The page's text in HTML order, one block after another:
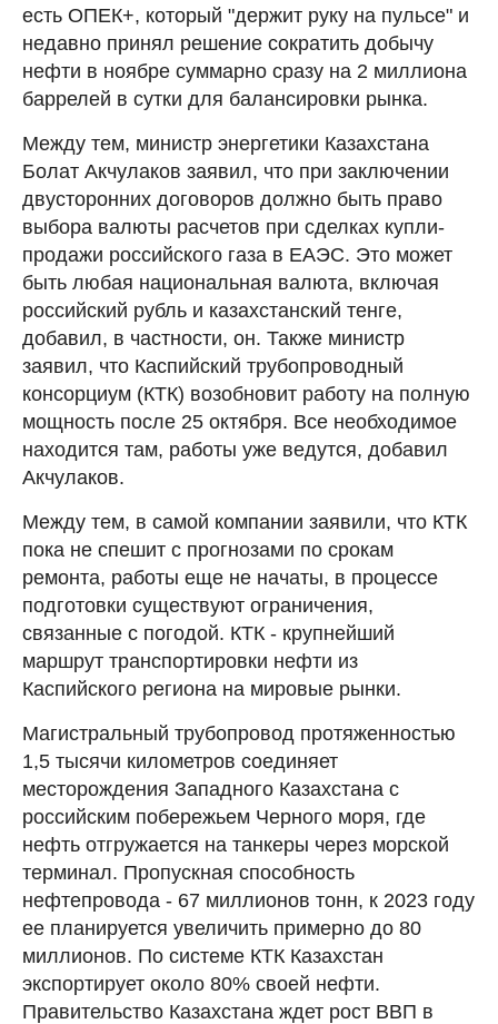
есть ОПЕК+, который "держит руку на пульсе" и
недавно принял решение сократить добычу
нефти в ноябре суммарно сразу на 2 миллиона
баррелей в сутки для балансировки рынка.
Между тем, министр энергетики Казахстана
Болат Акчулаков заявил, что при заключении
двусторонних договоров должно быть право
выбора валюты расчетов при сделках купли-
продажи российского газа в ЕАЭС. Это может
быть любая национальная валюта, включая
российский рубль и казахстанский тенге,
добавил, в частности, он. Также министр
заявил, что Каспийский трубопроводный
консорциум (КТК) возобновит работу на полную
мощность после 25 октября. Все необходимое
находится там, работы уже ведутся, добавил
Акчулаков.
Между тем, в самой компании заявили, что КТК
пока не спешит с прогнозами по срокам
ремонта, работы еще не начаты, в процессе
подготовки существуют ограничения,
связанные с погодой. КТК - крупнейший
маршрут транспортировки нефти из
Каспийского региона на мировые рынки.
Магистральный трубопровод протяженностью
1,5 тысячи километров соединяет
месторождения Западного Казахстана с
российским побережьем Черного моря, где
нефть отгружается на танкеры через морской
терминал. Пропускная способность
нефтепровода - 67 миллионов тонн, к 2023 году
ее планируется увеличить примерно до 80
миллионов. По системе КТК Казахстан
экспортирует около 80% своей нефти.
Правительство Казахстана ждет рост ВВП в